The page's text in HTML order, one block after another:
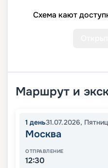
Схема кают
Маршрут и
1 день31.07.2026,
Москва
ОТПРАВЛЕНИЕ
12:30